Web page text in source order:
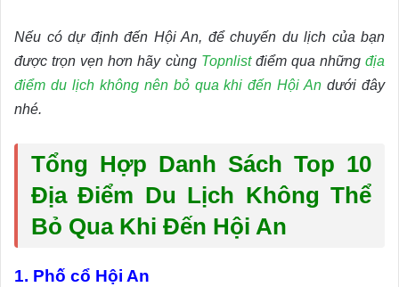
Nếu có dự định đến Hội An, để chuyến du lịch của bạn
được trọn vẹn hơn hãy cùng Topnlistđiểm qua nhữngđịa
điểm du lịch không nên bỏ qua khi đến Hội An dưới đây
nhé.
Tổng Hợp Danh Sách Top 10
Địa Điểm Du Lịch Không Thể
Bỏ Qua Khi Đến Hội An
1. Phố cổ Hội An